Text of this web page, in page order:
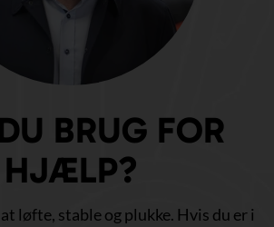
BRUG FOR
HJÆLP?
løfte, stable og plukke. Hvis du er i